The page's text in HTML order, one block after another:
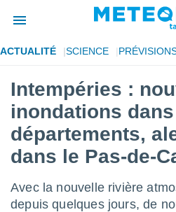
de
a
par
des
ACTUALITÉ SCIENCE
Intempéries :
inondations
départements,
dans le Pas-de-
Avec la nouvelle rivière
depuis quelques jours, de